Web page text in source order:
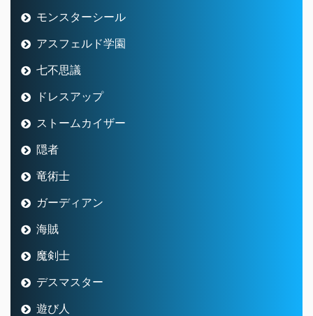
モンスターシール
アスフェルド学園
七不思議
ドレスアップ
ストームカイザー
隠者
竜術士
ガーディアン
海賊
魔剣士
デスマスター
遊び人